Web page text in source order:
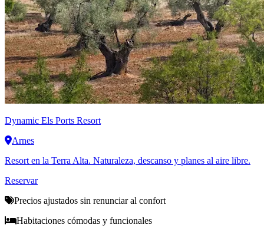
Dynamic Els Ports Resort
Arnes
Resort en la Terra Alta. Naturaleza, descanso y planes al aire libre.
Reservar
Precios ajustados sin renunciar al confort
Habitaciones cómodas y funcionales